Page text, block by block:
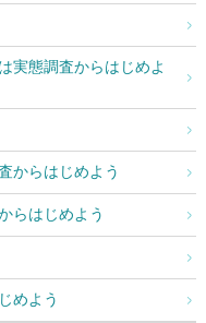
実態調査からはじめよ
からはじめよう
らはじめよう
めよう